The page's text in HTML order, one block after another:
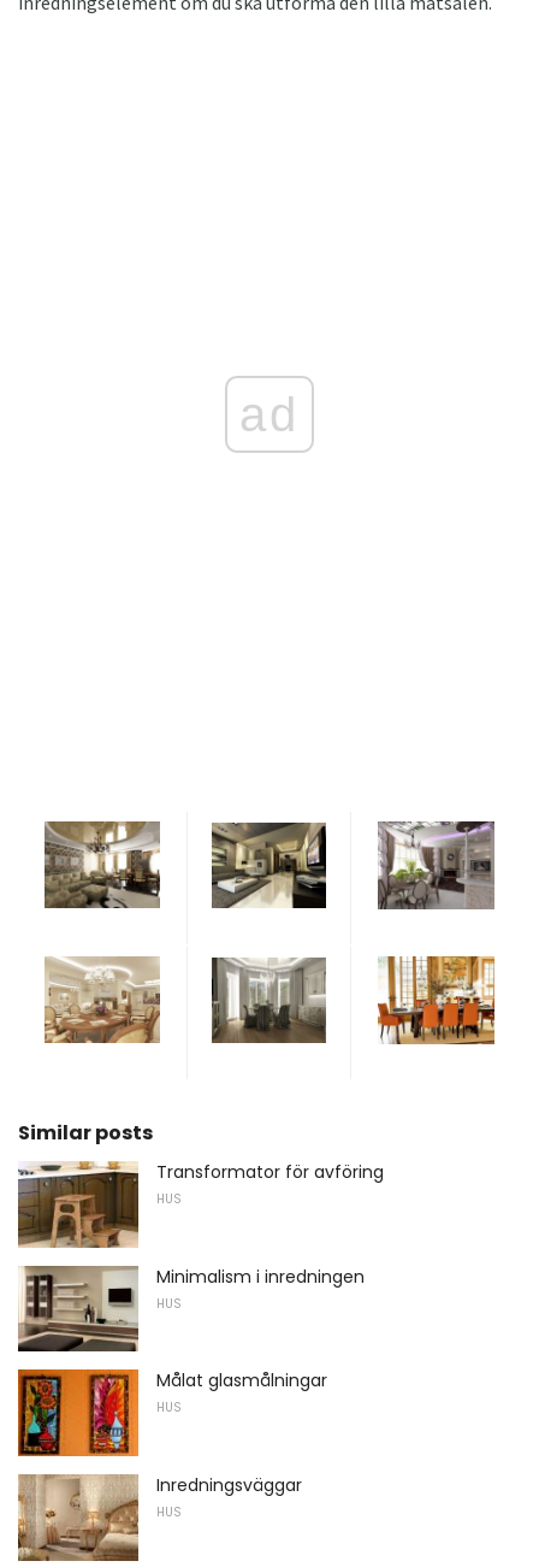
ad
Similar posts
Transformator för avföring
HUS
Minimalism i inredningen
HUS
Målat glasmålningar
HUS
Inredningsväggar
HUS